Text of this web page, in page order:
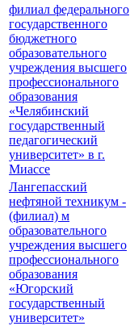
филиал федерального
государственного
бюджетного
образовательного
учреждения высшего
профессионального
образования
«Челябинский
государственный
педагогический
университет» в г.
Миассе
Лангепасский
нефтяной техникум -
(филиал) м
образовательного
учреждения высшего
профессионального
образования
«Югорский
государственный
университет»